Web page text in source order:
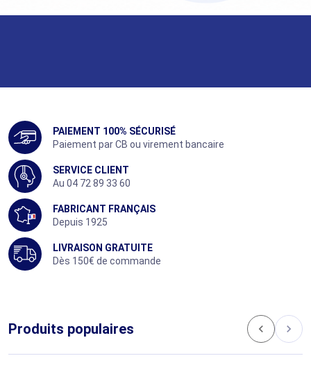
PAIEMENT 100% SÉCURISÉ
Paiement par CB ou virement bancaire
SERVICE CLIENT
Au 04 72 89 33 60
FABRICANT FRANÇAIS
Depuis 1925
LIVRAISON GRATUITE
Dès 150€ de commande
Produits populaires chevron_left chevron_right